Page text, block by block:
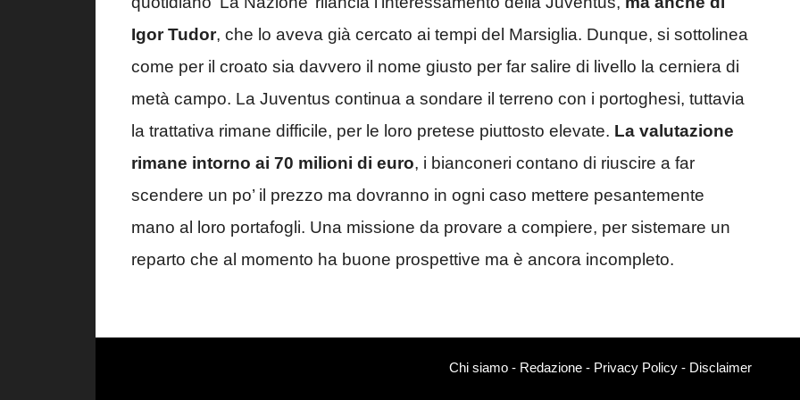
Igor Tudor, che lo aveva già cercato ai tempi del Marsiglia. Dunque, si sottolinea
come per il croato sia davvero il nome giusto per far salire di livello la cerniera di
metà campo. La Juventus continua a sondare il terreno con i portoghesi, tuttavia
la trattativa rimane difficile, per le loro pretese piuttosto elevate. La valutazione
rimane intorno ai 70 milioni di euro, i bianconeri contano di riuscire a far
scendere un po’ il prezzo ma dovranno in ogni caso mettere pesantemente
mano al loro portafogli. Una missione da provare a compiere, per sistemare un
reparto che al momento ha buone prospettive ma è ancora incompleto.
Chi siamo- Redazione- Privacy Policy- Disclaimer